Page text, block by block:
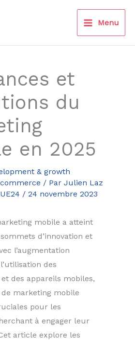
Menu
et
du
en 2025
& growth
/ Par Julien Laz
/ 24 novembre 2023
mobile a atteint
d’innovation et
l’augmentation
des
des appareils mobiles,
marketing mobile
pour les
à engager leur
article explore les